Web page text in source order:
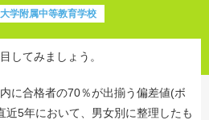
学附属中等教育学校
してみましょう。
に合格者の70％が出揃う偏差値(ボ
近5年において、男女別に整理したも